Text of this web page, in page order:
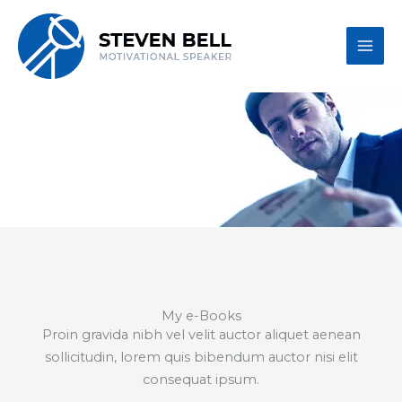
content
My e-Books
Proin gravida nibh vel velit auctor aliquet aenean
sollicitudin, lorem quis bibendum auctor nisi elit
consequat ipsum.